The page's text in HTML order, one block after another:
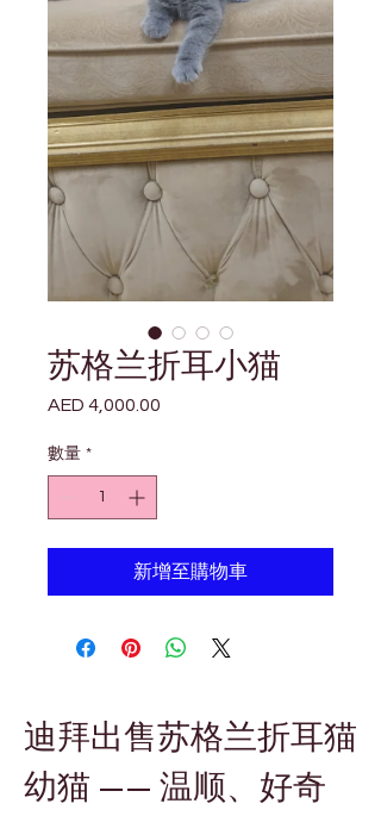
苏格兰折耳小猫
AED 4,000.00
數量 *
新增至購物車
迪拜出售苏格兰折耳猫
幼猫 —— 温顺、好奇